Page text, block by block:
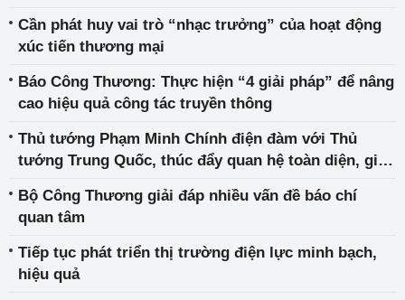
Cần phát huy vai trò “nhạc trưởng” của hoạt động
xúc tiến thương mại
Báo Công Thương: Thực hiện “4 giải pháp” để nâng
cao hiệu quả công tác truyền thông
Thủ tướng Phạm Minh Chính điện đàm với Thủ
tướng Trung Quốc, thúc đẩy quan hệ toàn diện, giải
Bộ Công Thương giải đáp nhiều vấn đề báo chí
quan tâm
Tiếp tục phát triển thị trường điện lực minh bạch,
hiệu quả